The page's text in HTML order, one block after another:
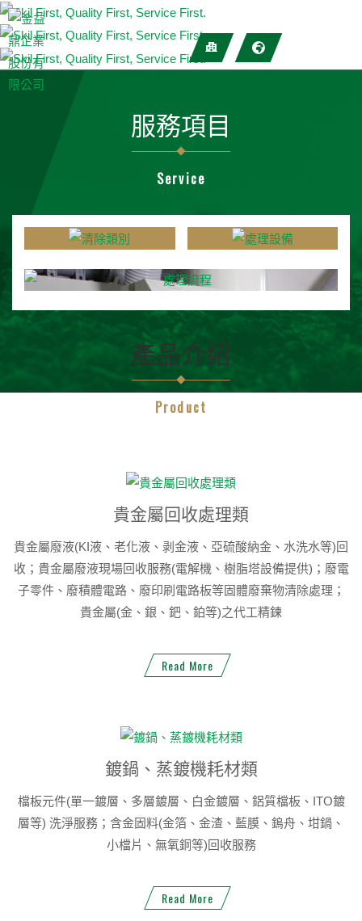
服務項目
Service
產品介紹
Product
貴金屬回收處理類
貴金屬廢液(KI液、老化液、剥金液、亞硫酸納金、水洗水等)回
收；貴金屬廢液現場回收服務(電解機、樹脂塔設備提供)；廢電
子零件、廢積體電路、廢印刷電路板等固體廢棄物清除處理；
貴金屬(金、銀、鈀、鉑等)之代工精鍊
Read More
鍍鍋、蒸鍍機耗材類
檔板元件(單一鍍層、多層鍍層、白金鍍層、鋁質檔板、ITO鍍
層等) 洗淨服務；含金固料(金箔、金渣、藍膜、鎢舟、坩鍋、
小檔片、無氧銅等)回收服務
Read More